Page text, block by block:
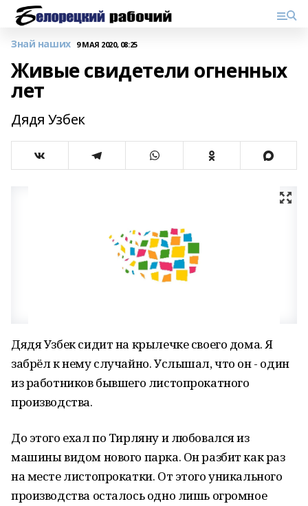
Знай наших 9 МАЯ 2020, 08:25
Живые свидетели огненных
лет
Дядя Узбек
Дядя Узбек сидит на крылечке своего дома. Я
забрёл к нему случайно. Услышал, что он - один
из работников бывшего листопрокатного
производства.
До этого ехал по Тирляну и любовался из
машины видом нового парка. Он разбит как раз
на месте листопрокатки. От этого уникального
производства осталось одно лишь огромное